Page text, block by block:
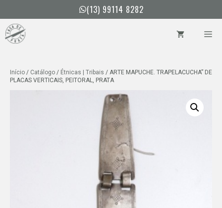
para
conteúdo
(13) 99114 8282
Início / Catálogo / Étnicas | Tribais / ARTE MAPUCHE. TRAPELACUCHA” DE
PLACAS VERTICAIS, PEITORAL, PRATA